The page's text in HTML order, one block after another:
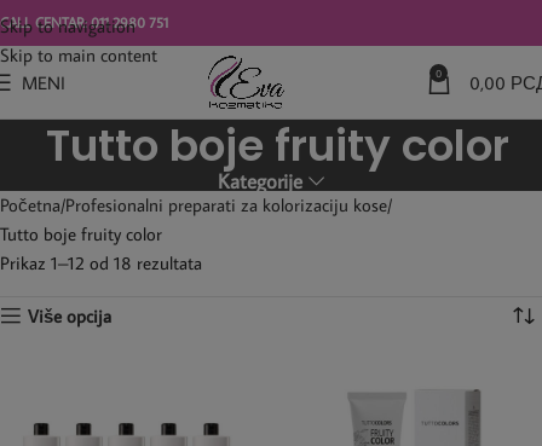
Skip to navigation
Skip to main content
CALL CENTAR: 011 2980 751
MENI 0 0,00
Tutto boje fruity color
Kategorije
Početna Profesionalni preparati za kolorizaciju kose
Tutto boje fruity color
Prikaz 1–12 od 18 rezultata
Više opcija
modal-check